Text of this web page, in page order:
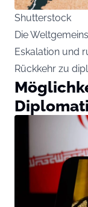
Shutterstock
Die
Eskalation und
Rückkehr zu